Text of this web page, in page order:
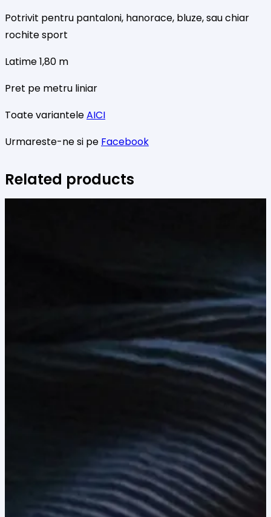
Potrivit pentru pantaloni, hanorace, bluze, sau chiar
rochite sport
Latime 1,80 m
Pret pe metru liniar
Toate varianteleAICI
Urmareste-ne si pe Facebook
Related products